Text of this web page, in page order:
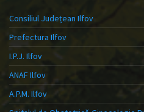
Consiliul Județean Ilfov
Prefectura Ilfov
I.P.J. Ilfov
ANAF Ilfov
A.P.M. Ilfov